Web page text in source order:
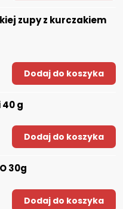
zupy z kurczakiem
Dodaj do koszyka
g
Dodaj do koszyka
30g
Dodaj do koszyka